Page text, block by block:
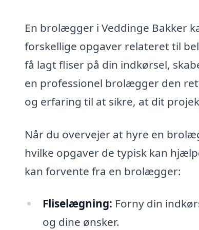
En brolægger i Veddinge Bakker
forskellige opgaver relateret til
få lagt fliser på din indkørsel,
en professionel brolægger den
og erfaring til at sikre, at dit
Når du overvejer at hyre en
hvilke opgaver de typisk kan
kan forvente fra en brolægger:
Fliselægning: Forny din
og dine ønsker.